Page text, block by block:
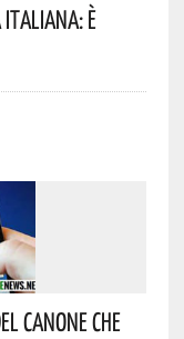
Italiana: È
Canone Che